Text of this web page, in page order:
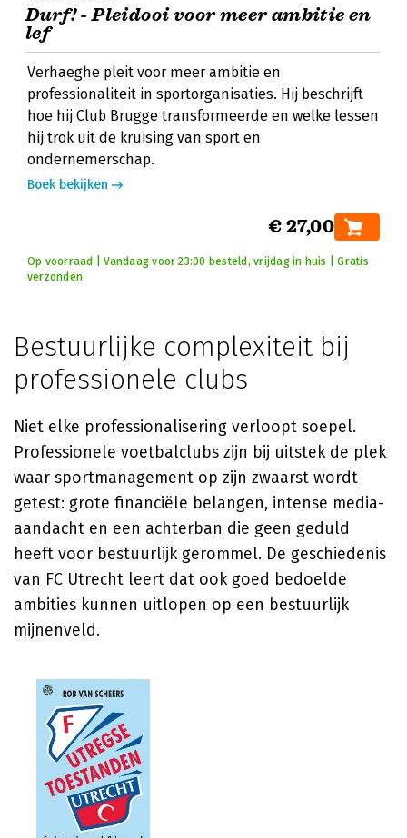
Durf! - Pleidooi voor meer ambitie en
lef
Verhaeghe pleit voor meer ambitie en
professionaliteit in sportorganisaties. Hij beschrijft
hoe hij Club Brugge transformeerde en welke lessen
hij trok uit de kruising van sport en
ondernemerschap.
Boek bekijken
€ 27,00
Op voorraad | Vandaag voor 23:00 besteld, vrijdag in huis | Gratis
verzonden
Bestuurlijke complexiteit bij
professionele clubs
Niet elke professionalisering verloopt soepel.
Professionele voetbalclubs zijn bij uitstek de plek
waar sportmanagement op zijn zwaarst wordt
getest: grote financiële belangen, intense media-
aandacht en een achterban die geen geduld
heeft voor bestuurlijk gerommel. De geschiedenis
van FC Utrecht leert dat ook goed bedoelde
ambities kunnen uitlopen op een bestuurlijk
mijnenveld.